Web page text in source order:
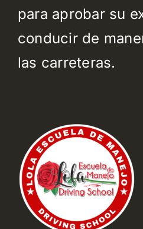
BOTONES DE
para aprobar su
conducir de
las carreteras.